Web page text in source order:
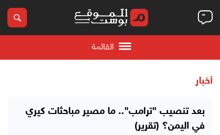
القائمة
أخبار
بعد تنصيب "ترامب".. ما مصير مباحثات كيري
في اليمن؟ (تقرير)